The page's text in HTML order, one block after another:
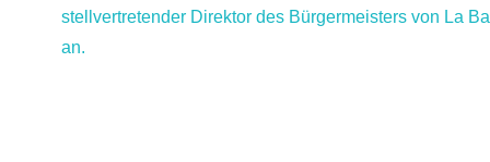
stellvertretender Direktor des Bürgermeisters von La
an.